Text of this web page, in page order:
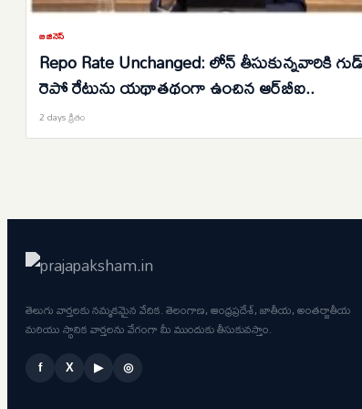
బిజినెస్
Repo Rate Unchanged: లోన్ తీసుకున్నవారికి
రెపో రేటును యథాతథంగా ఉంచిన ఆర్‌బీఐ..
2 days క్రితం
తెలుగు వార్తలకు నమ్మకమైన వేదిక. తెలంగాణ, ఆంధ్రప్రదేశ్, జాతీయ, అంతర్జాతీయ
మరియు స్థానిక వార్తలను వేగంగా మీ ముందుకు తీసుకువస్తాం.
f X ▶ ◎